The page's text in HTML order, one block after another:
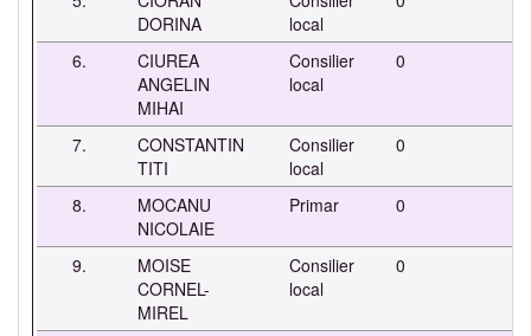
DORINA
local
6.
CIUREA
ANGELIN
MIHAI
Consilier
local
0
7.
CONSTANTIN
TITI
Consilier
local
0
8.
MOCANU
NICOLAIE
Primar 0
9.
MOISE
CORNEL-
MIREL
Consilier
local
0